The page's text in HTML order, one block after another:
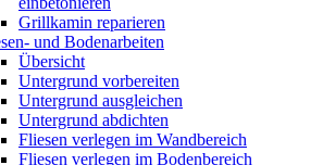
Grillkamin reparieren
und Bodenarbeiten
Übersicht
Untergrund vorbereiten
Untergrund ausgleichen
Untergrund abdichten
Fliesen verlegen im Wandbereich
Fliesen verlegen im Bodenbereich